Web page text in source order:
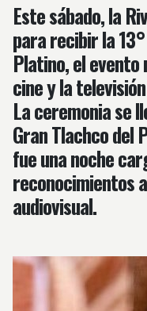
Este sábado, la
para recibir la
Platino, el
cine y la
La ceremonia se
Gran Tlachco del
fue una noche
reconocimientos
audiovisual.